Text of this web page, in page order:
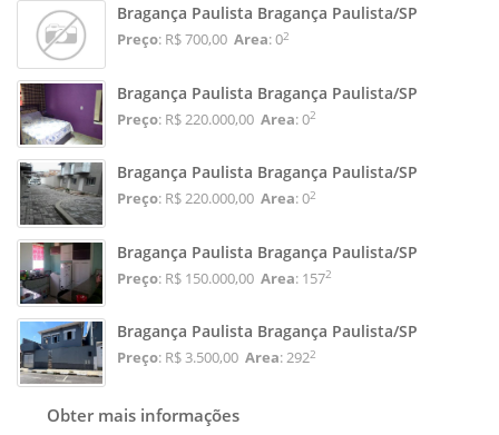
Bragança Paulista Bragança Paulista/SP
Preço: R$ 700,00 Area: 02
Bragança Paulista Bragança Paulista/SP
Preço: R$ 220.000,00 Area: 02
Bragança Paulista Bragança Paulista/SP
Preço: R$ 220.000,00 Area: 02
Bragança Paulista Bragança Paulista/SP
Preço: R$ 150.000,00 Area: 1572
Bragança Paulista Bragança Paulista/SP
Preço: R$ 3.500,00 Area: 2922
Obter mais informações